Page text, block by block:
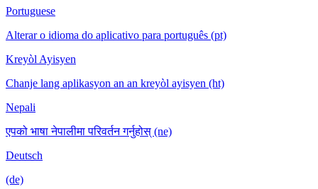
Portuguese
Alterar o idioma do aplicativo para português (pt)
Kreyòl Ayisyen
Chanje lang aplikasyon an an kreyòl ayisyen (ht)
Nepali
एपको भाषा नेपालीमा परिवर्तन गर्नुहोस् (ne)
Deutsch
(de)